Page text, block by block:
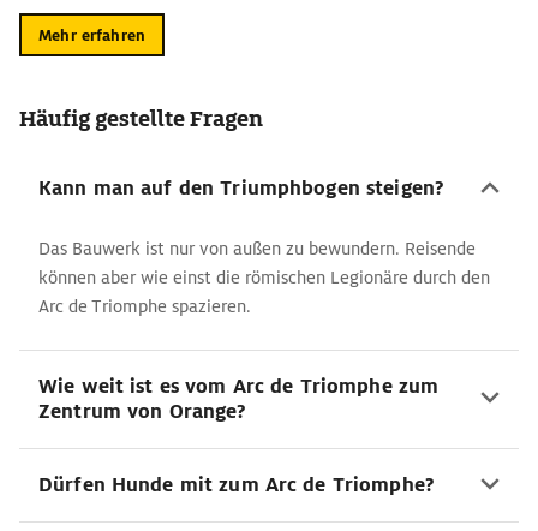
Mehr erfahren
Häufig gestellte Fragen
Kann man auf den Triumphbogen steigen?
Das Bauwerk ist nur von außen zu bewundern. Reisende
können aber wie einst die römischen Legionäre durch den
Arc de Triomphe spazieren.
Wie weit ist es vom Arc de Triomphe zum
Zentrum von Orange?
Dürfen Hunde mit zum Arc de Triomphe?